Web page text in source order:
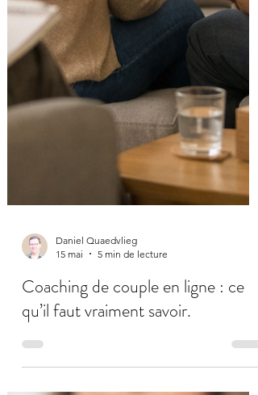
15 mai
5 min de lecture
Coaching de couple en ligne : ce
qu’il faut vraiment savoir.